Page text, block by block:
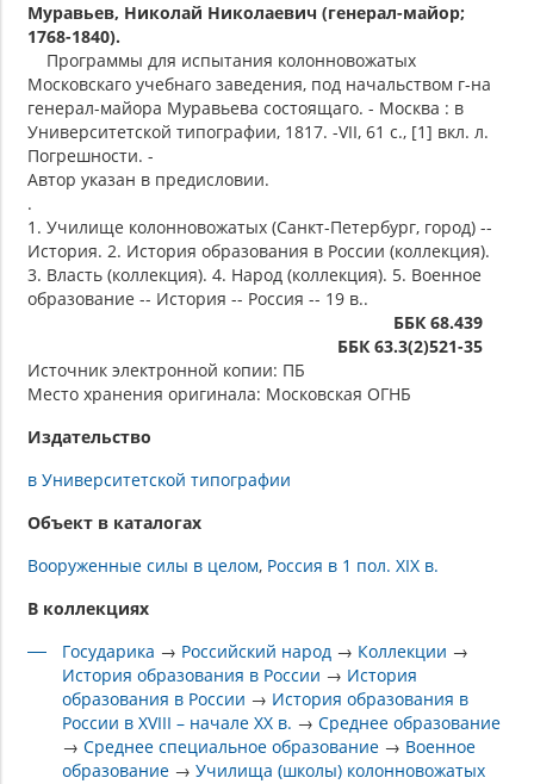
Муравьев, Николай Николаевич (генерал-майор;
1768-1840).
Программы для испытания колонновожатых
Московскаго учебнаго заведения, под начальством г-на
генерал-майора Муравьева состоящаго. - Москва : в
Университетской типографии, 1817. -VII, 61 с., [1] вкл. л.
Погрешности. -
Автор указан в предисловии.
.
1. Училище колонновожатых (Санкт-Петербург, город) --
История. 2. История образования в России (коллекция).
3. Власть (коллекция). 4. Народ (коллекция). 5. Военное
образование -- История -- Россия -- 19 в..
ББК 68.439
ББК 63.3(2)521-35
Источник электронной копии: ПБ
Место хранения оригинала: Московская ОГНБ
Издательство
в Университетской типографии
Объект в каталогах
Вооруженные силы в целом Россия в 1 пол. XIX в.
В коллекциях
Государика → Российский народ → Коллекции →
История образования в России → История
образования в России → История образования в
России в XVIII – начале XX в. →Среднее образование
→Среднее специальное образование → Военное
образование →Училища (школы) колонновожатых